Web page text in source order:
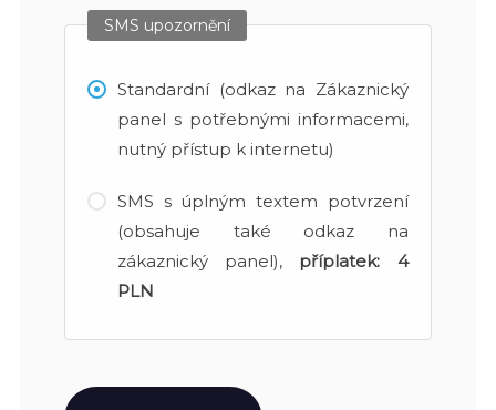
SMS upozornění
Standardní (odkaz na Zákaznický
panel s potřebnými informacemi,
nutný přístup k internetu)
SMS s úplným textem potvrzení
(obsahuje také odkaz na
zákaznický panel), příplatek: 4
PLN